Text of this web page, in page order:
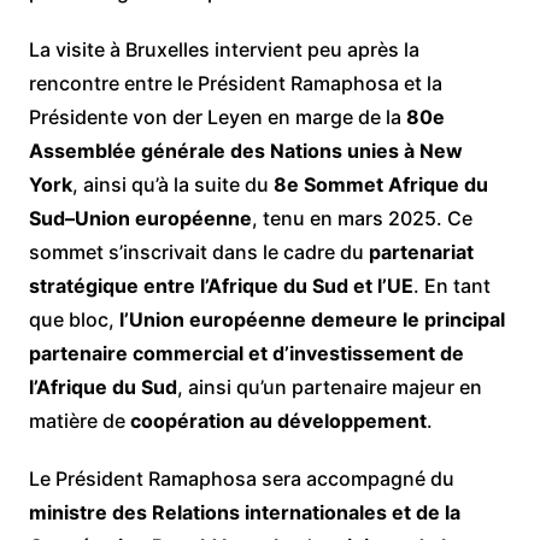
La visite à Bruxelles intervient peu après la
rencontre entre le Président Ramaphosa et la
Présidente von der Leyen en marge de la 80e
Assemblée générale des Nations unies à New
York, ainsi qu’à la suite du 8e Sommet Afrique du
Sud–Union européenne, tenu en mars 2025. Ce
sommet s’inscrivait dans le cadre du partenariat
stratégique entre l’Afrique du Sud et l’UE. En tant
que bloc, l’Union européenne demeure le principal
partenaire commercial et d’investissement de
l’Afrique du Sud, ainsi qu’un partenaire majeur en
matière de coopération au développement.
Le Président Ramaphosa sera accompagné du
ministre des Relations internationales et de la